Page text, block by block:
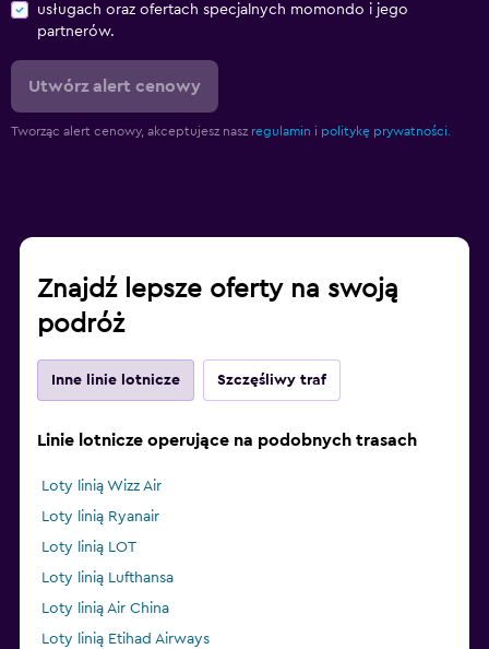
usługach oraz ofertach specjalnych momondo i jego
partnerów.
Utwórz alert cenowy
Tworząc alert cenowy, akceptujesz nasz regulamin i politykę prywatności.
Znajdź lepsze oferty na swoją
podróż
Inne linie lotnicze Szczęśliwy traf
Linie lotnicze operujące na podobnych trasach
Loty linią Wizz Air
Loty linią Ryanair
Loty linią LOT
Loty linią Lufthansa
Loty linią Air China
Loty linią Etihad Airways